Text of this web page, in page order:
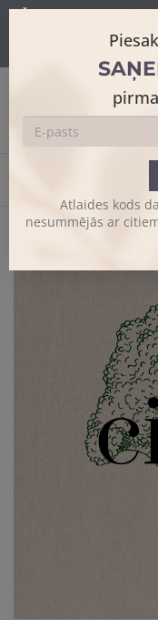
Atlaides kods
nesummējās ar
Dizaina
papildus funkciju